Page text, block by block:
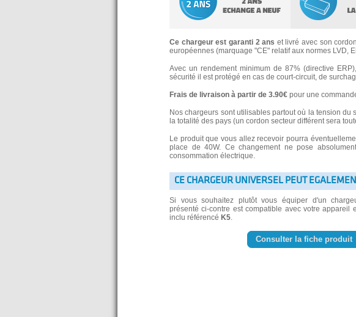
Ce chargeur est garanti 2 ans et livré avec son
européennes (marquage "CE" relatif aux normes LVD,
Avec un rendement minimum de 87% (directive
sécurité il est protégé en cas de court-circuit, de
Frais de livraison à partir de 3.90€ pour une
Nos chargeurs sont utilisables partout où la tension
la totalité des pays (un cordon secteur différent sera
Le produit que vous allez recevoir pourra
place de 40W. Ce changement ne pose
consommation électrique.
CE CHARGEUR UNIVERSEL PEUT
Si vous souhaitez plutôt vous équiper d'un
présenté ci-contre est compatible avec votre appareil
inclu référencé K5.
Consulter la fiche produit